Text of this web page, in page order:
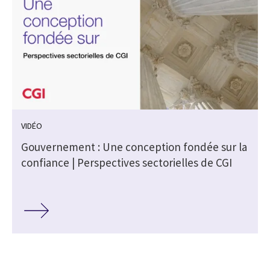
VIDÉO
Gouvernement : Une conception fondée sur la
confiance | Perspectives sectorielles de CGI